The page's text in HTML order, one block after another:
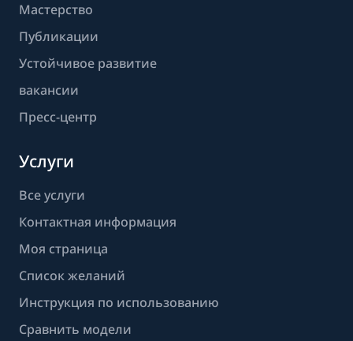
Мастерство
Публикации
Устойчивое развитие
вакансии
Пресс-центр
Услуги
Все услуги
Контактная информация
Моя страница
Список желаний
Инструкция по использованию
Сравнить модели